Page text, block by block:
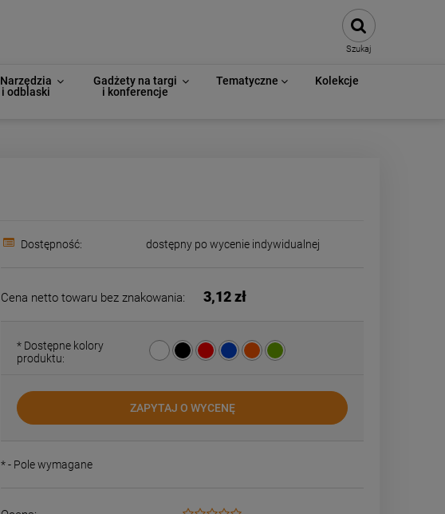
Szukaj
Narzędzia
i odblaski
Gadżety na targi
i konferencje
Tematyczne Kolekcje
Dostępność: dostępny po wycenie indywidualnej
Cena netto towaru bez znakowania: 3,12 zł
* Dostępne kolory
produktu:
ZAPYTAJ O WYCENĘ
*- Pole wymagane